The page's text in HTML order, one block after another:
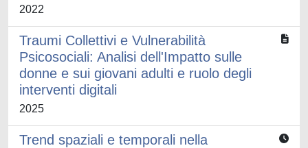
2022
Traumi Collettivi e Vulnerabilità
Psicosociali: Analisi dell'Impatto sulle
donne e sui giovani adulti e ruolo degli
interventi digitali
2025
Trend spaziali e temporali nella